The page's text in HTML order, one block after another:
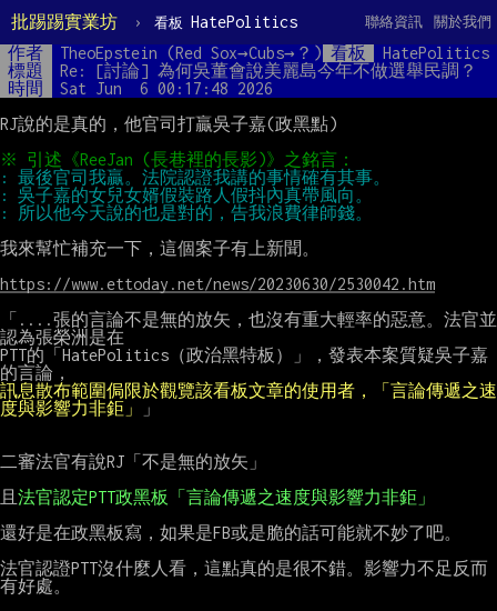
批踢踢實業坊 › 看板 HatePolitics 關於我們
聯絡資訊
作者 TheoEpstein (Red Sox→Cubs→？) 看板
HatePolitics
標題
Re: [討論] 為何吳董會說美麗島今年不做選舉民調？
時間
Sat Jun  6 00:17:48 2026
RJ說的是真的，他官司打贏吳子嘉(政黑點)
我來幫忙補充一下，這個案子有上新聞。
https://www.ettoday.net/news/20230630/2530042.htm
「....張的言論不是無的放矢，也沒有重大輕率的惡意。法官並
認為張榮洲是在
PTT的「HatePolitics（政治黑特板）」，發表本案質疑吳子嘉
訊息散布範圍侷限於觀覽該看板文章的使用者，「言論傳遞之速
度與影響力非鉅」
」
二審法官有說RJ「不是無的放矢」
且 法官認定PTT政黑板「言論傳遞之速度與影響力非鉅」
還好是在政黑板寫，如果是FB或是脆的話可能就不妙了吧。
法官認證PTT沒什麼人看，這點真的是很不錯。影響力不足反而
有好處。